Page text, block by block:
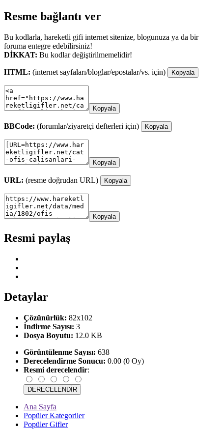
Resme bağlantı ver
Bu kodlarla, hareketli gifi internet sitenize, blogunuza ya da bir
foruma entegre edebilirsiniz!
DİKKAT: Bu kodlar değiştirilmemelidir!
HTML: (internet sayfaları/bloglar/epostalar/vs. için) Kopyala
Kopyala
BBCode: (forumlar/ziyaretçi defterleri için) Kopyala
Kopyala
URL: (resme doğrudan URL) Kopyala
Kopyala
Resmi paylaş
Detaylar
Çözünürlük: 82x102
İndirme Sayısı: 3
Dosya Boyutu: 12.0 KB
Görüntülenme Sayısı: 638
Derecelendirme Sonucu: 0.00 (0 Oy)
Resmi derecelendir:
Ana Sayfa
Popüler Kategoriler
Popüler Gifler